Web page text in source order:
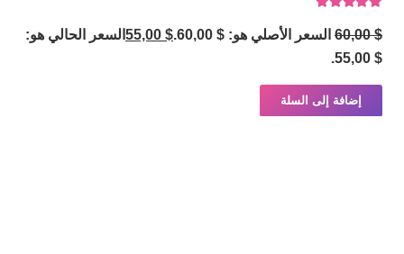
$
60,00 السعر الأصلي هو: $ 60,00. $
السعر الحالي هو:
$ 55,00.
إضافة إلى السلة